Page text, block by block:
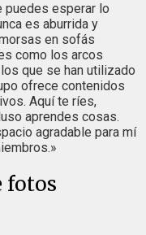
puedes esperar lo
es aburrida y
en sofás
como los arcos
que se han utilizado
ofrece contenidos
Aquí te ríes,
aprendes cosas.
agradable para mí
fotos